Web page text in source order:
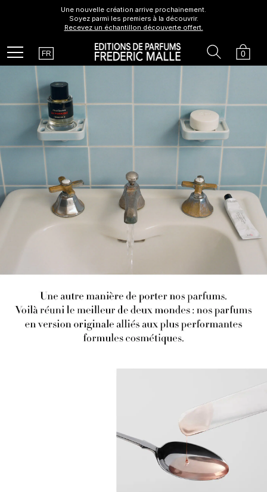
Une nouvelle création arrive prochainement.
Soyez parmi les premiers à la découvrir.
Recevez un échantillon découverte offert.
Menu Country
FR Cart
0
Search